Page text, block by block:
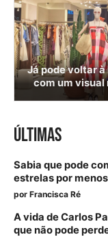
Já pode voltar
com um visual
ÚLTIMAS
Sabia que pode
estrelas por
por Francisca Ré
A vida de Carlos
que não pode